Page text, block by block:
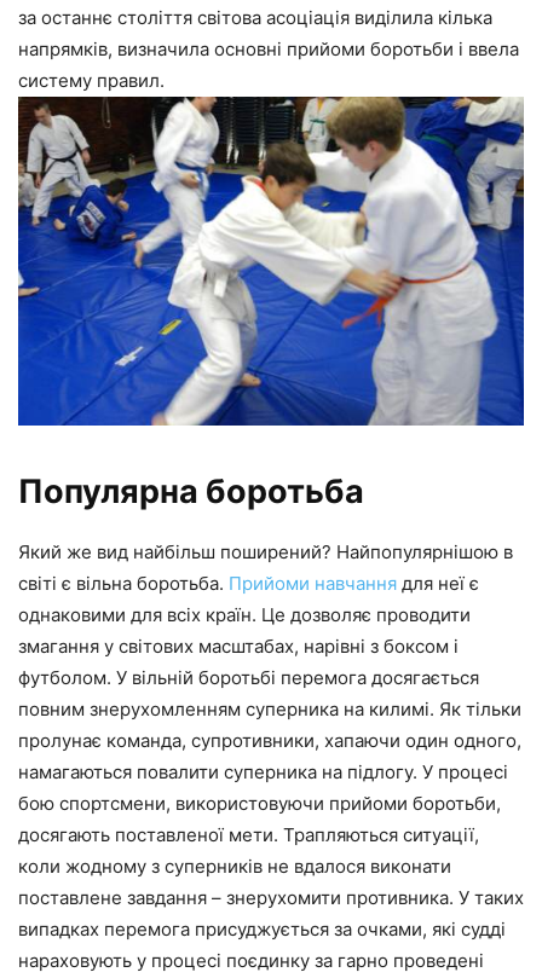
за останнє століття світова асоціація виділила кілька
напрямків, визначила основні прийоми боротьби і ввела
систему правил.
Популярна боротьба
Який же вид найбільш поширений? Найпопулярнішою в
світі є вільна боротьба. Прийоми навчання для неї є
однаковими для всіх країн. Це дозволяє проводити
змагання у світових масштабах, нарівні з боксом і
футболом. У вільній боротьбі перемога досягається
повним знерухомленням суперника на килимі. Як тільки
пролунає команда, супротивники, хапаючи один одного,
намагаються повалити суперника на підлогу. У процесі
бою спортсмени, використовуючи прийоми боротьби,
досягають поставленої мети. Трапляються ситуації,
коли жодному з суперників не вдалося виконати
поставлене завдання – знерухомити противника. У таких
випадках перемога присуджується за очками, які судді
нараховують у процесі поєдинку за гарно проведені